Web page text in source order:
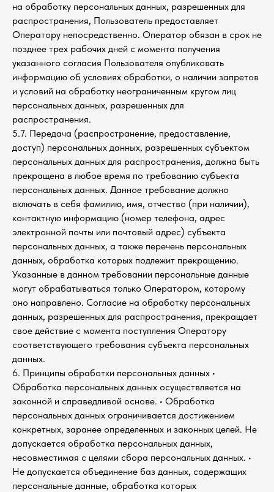
на обработку персональных данных, разрешенных для
распространения, Пользователь предоставляет
Оператору непосредственно. Оператор обязан в срок не
позднее трех рабочих дней с момента получения
указанного согласия Пользователя опубликовать
информацию об условиях обработки, о наличии запретов
и условий на обработку неограниченным кругом лиц
персональных данных, разрешенных для
распространения.
5.7. Передача (распространение, предоставление,
доступ) персональных данных, разрешенных субъектом
персональных данных для распространения, должна быть
прекращена в любое время по требованию субъекта
персональных данных. Данное требование должно
включать в себя фамилию, имя, отчество (при наличии),
контактную информацию (номер телефона, адрес
электронной почты или почтовый адрес) субъекта
персональных данных, а также перечень персональных
данных, обработка которых подлежит прекращению.
Указанные в данном требовании персональные данные
могут обрабатываться только Оператором, которому
оно направлено. Согласие на обработку персональных
данных, разрешенных для распространения, прекращает
свое действие с момента поступления Оператору
соответствующего требования субъекта персональных
данных.
6. Принципы обработки персональных данных •
Обработка персональных данных осуществляется на
законной и справедливой основе. • Обработка
персональных данных ограничивается достижением
конкретных, заранее определенных и законных целей. Не
допускается обработка персональных данных,
несовместимая с целями сбора персональных данных. •
Не допускается объединение баз данных, содержащих
персональные данные, обработка которых